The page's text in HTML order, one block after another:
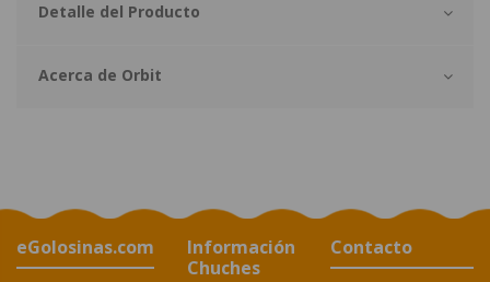
Detalle del Producto
Acerca de Orbit
eGolosinas.com
Información
Chuches
Contacto